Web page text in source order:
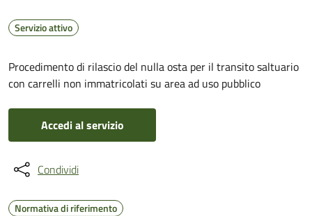
Servizio attivo
Procedimento di rilascio del nulla osta per il transito saltuario
con carrelli non immatricolati su area ad uso pubblico
Accedi al servizio
Condividi
Normativa di riferimento